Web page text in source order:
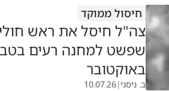
חיסול ממוקד
צה"ל חיסל את ראש
באוקטובר
ב. ניסני|
10.07.26